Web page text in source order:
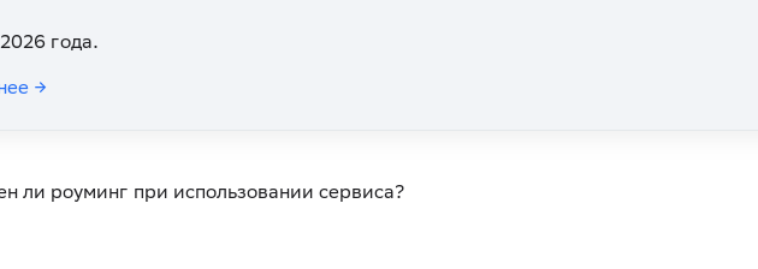
года.
→
ли роуминг при использовании сервиса?